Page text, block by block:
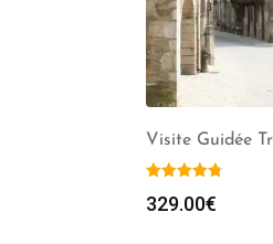
Visite Guidée
329.00€